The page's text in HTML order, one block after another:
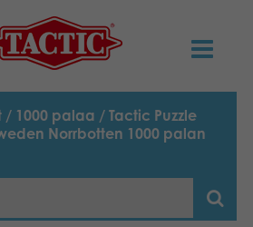
/ 1000 palaa / Tactic Puzzle
Norrbotten 1000 palan